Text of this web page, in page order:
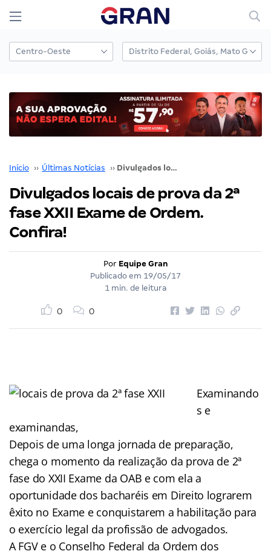
Início ›› Últimas Notícias ›› Divulgados locais de prova da 2ª fase XXII Exame de Ordem. Confira!
Divulgados locais de prova da 2ª
fase XXII Exame de Ordem.
Confira!
Por Equipe Gran
Publicado em 19/05/17
1 min. de leitura
0 0
Examinando
s e
examinandas,
Depois de uma longa jornada de preparação,
chega o momento da realização da prova de 2ª
fase do XXII Exame da OAB e com ela a
oportunidade dos bacharéis em Direito lograrem
êxito no Exame e conquistarem a habilitação para
o exercício legal da profissão de advogados.
A FGV e o Conselho Federal da Ordem dos